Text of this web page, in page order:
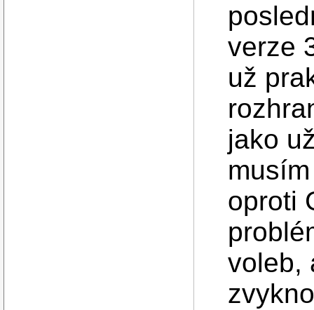
verze
už
jako
oproti
voleb,